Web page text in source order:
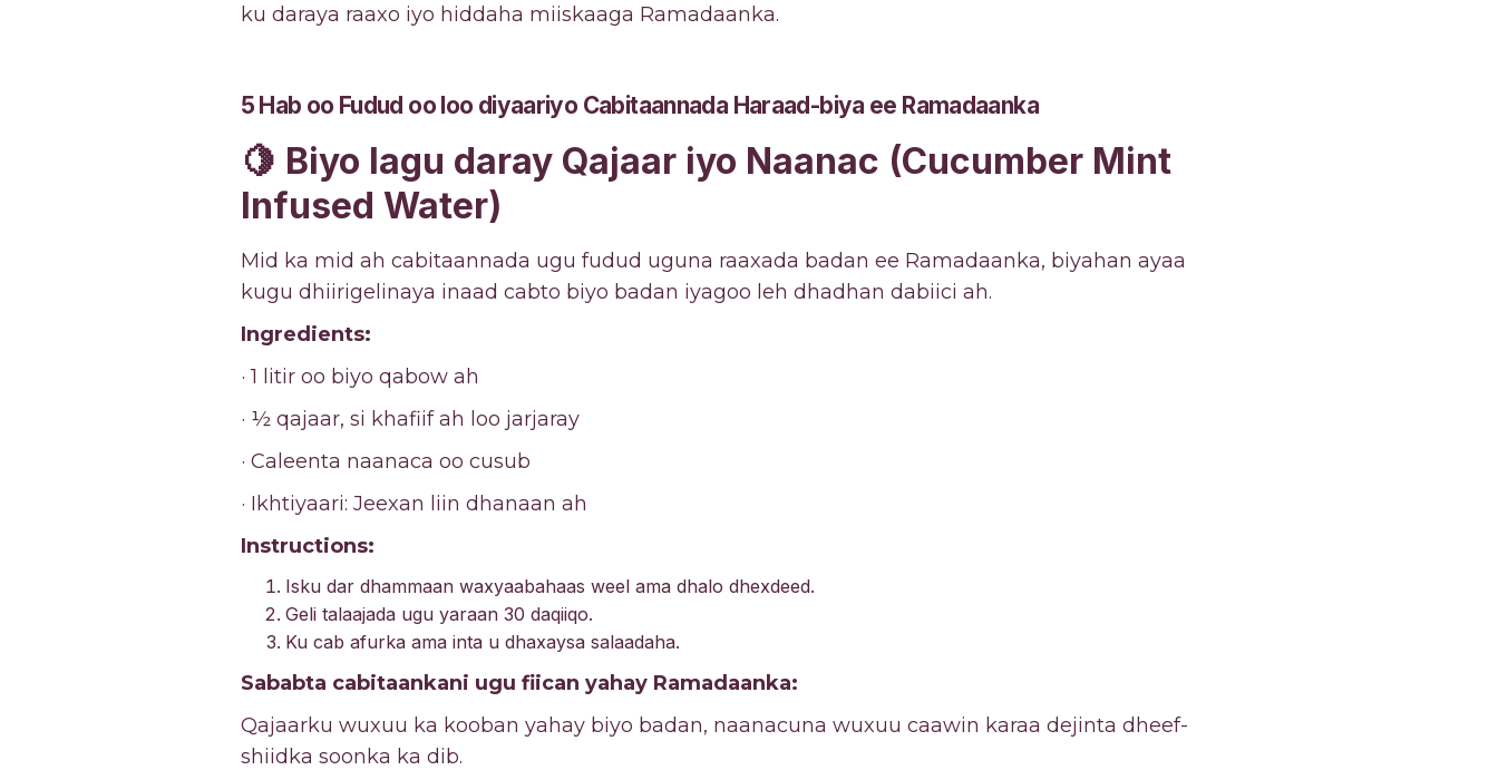
ku daraya raaxo iyo hiddaha miiskaaga Ramadaanka.
5 Hab oo Fudud oo loo diyaariyo Cabitaannada Haraad-biya ee Ramadaanka
🍋 Biyo lagu daray Qajaar iyo Naanac (Cucumber Mint
Infused Water)
Mid ka mid ah cabitaannada ugu fudud uguna raaxada badan ee Ramadaanka, biyahan ayaa
kugu dhiirigelinaya inaad cabto biyo badan iyagoo leh dhadhan dabiici ah.
Ingredients:
· 1 litir oo biyo qabow ah
· ½ qajaar, si khafiif ah loo jarjaray
· Caleenta naanaca oo cusub
· Ikhtiyaari: Jeexan liin dhanaan ah
Instructions:
Isku dar dhammaan waxyaabahaas weel ama dhalo dhexdeed.
Geli talaajada ugu yaraan 30 daqiiqo.
Ku cab afurka ama inta u dhaxaysa salaadaha.
Sababta cabitaankani ugu fiican yahay Ramadaanka:
Qajaarku wuxuu ka kooban yahay biyo badan, naanacuna wuxuu caawin karaa dejinta dheef-
shiidka soonka ka dib.